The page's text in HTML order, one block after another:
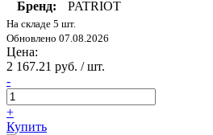
Бренд:
PATRIOT
На складе 5 шт.
Обновлено 07.08.2026
Цена:
2 167.21 руб. / шт.
-
+
Купить